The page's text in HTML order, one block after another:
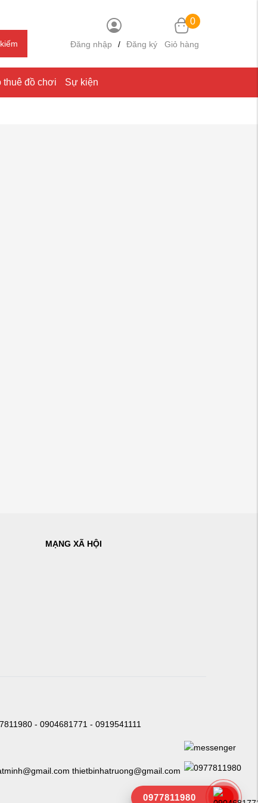
Đăng nhập / Đăng ký
0
Giỏ hàng
thuê đồ chơi Sự kiện
MẠNG XÃ HỘI
- 0904681771 - 0919541111
thietbinhatruong@gmail.com
0977811980